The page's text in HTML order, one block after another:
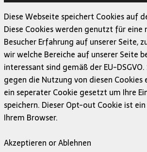
Diese Webseite speichert Cookies auf
Diese Cookies werden genutzt für eine
Besucher Erfahrung auf unserer Seite,
wir welche Bereiche auf unserer Seite
interessant sind gemäß der EU-
gegen die Nutzung von diesen Cookies
ein seperater Cookie gesetzt um Ihre
speichern. Dieser Opt-out Cookie ist
Ihrem Browser.
Akzeptieren or Ablehnen